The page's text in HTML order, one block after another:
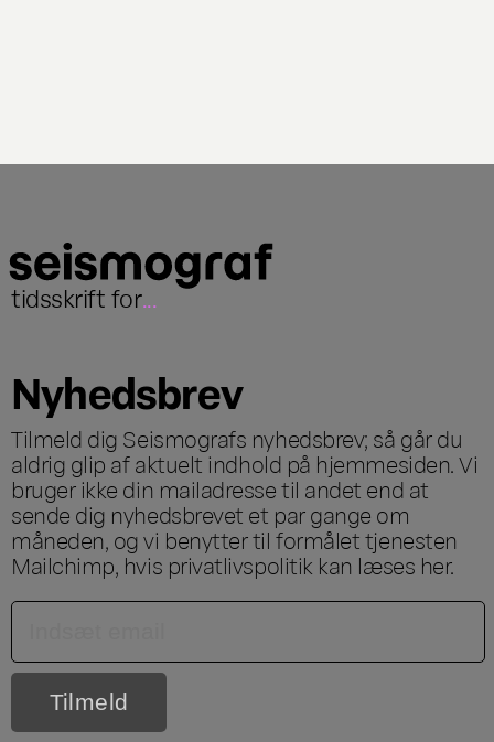
tidsskrift for...
Nyhedsbrev
Tilmeld dig Seismografs nyhedsbrev; så går du
aldrig glip af aktuelt indhold på hjemmesiden. Vi
bruger ikke din mailadresse til andet end at
sende dig nyhedsbrevet et par gange om
måneden, og vi benytter til formålet tjenesten
Mailchimp, hvis privatlivspolitik kan læses her.